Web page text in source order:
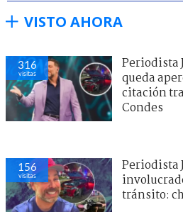
VISTO AHORA
316
visitas
Periodista
queda
citación
Condes
156
visitas
Periodista
tránsito: